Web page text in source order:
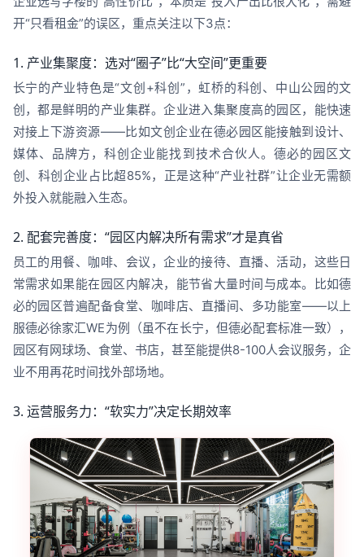
开“只看租金”的误区，重点关注以下3点：
1. 产业集聚度：选对“圈子”比“大空间”更重要
长宁的产业特色是“文创+科创”，虹桥的科创、中山公园的文
创，都是鲜明的产业集群。企业进入集聚度高的园区，能快速
对接上下游资源——比如文创企业在德必园区能接触到设计、
媒体、品牌方，科创企业能找到技术合伙人。德必的园区文
创、科创企业占比超85%，正是这种“产业社群”让企业无需额
外投入就能融入生态。
2. 配套完善度：“园区内解决所有需求”才是真省
员工的用餐、咖啡、会议，企业的接待、直播、活动，这些日
常需求如果能在园区内解决，能节省大量时间与成本。比如德
必的园区普遍配备食堂、咖啡店、直播间、多功能室——以上
服德必徐家汇WE为例（虽不在长宁，但德必配套标准一致），
园区有网球场、食堂、书店，甚至能提供8-100人会议服务，企
业不用再花时间找外部场地。
3. 运营服务力：“软实力”决定长期效率